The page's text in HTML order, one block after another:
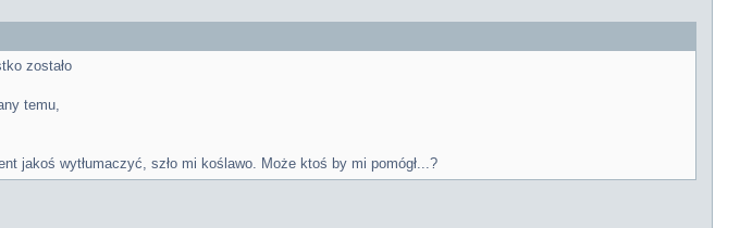
zostało
temu,
jakoś wytłumaczyć, szło mi koślawo. Może ktoś by mi pomógł...?